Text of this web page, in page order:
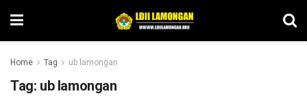
Home Tag ub lamongan
Tag: ub lamongan